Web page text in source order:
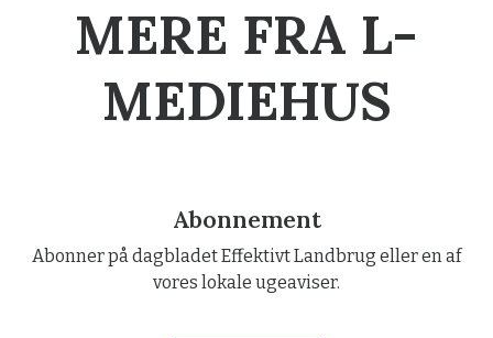
MERE FRA L-
MEDIEHUS
Abonnement
Abonner på dagbladet Effektivt Landbrug eller en af
vores lokale ugeaviser.